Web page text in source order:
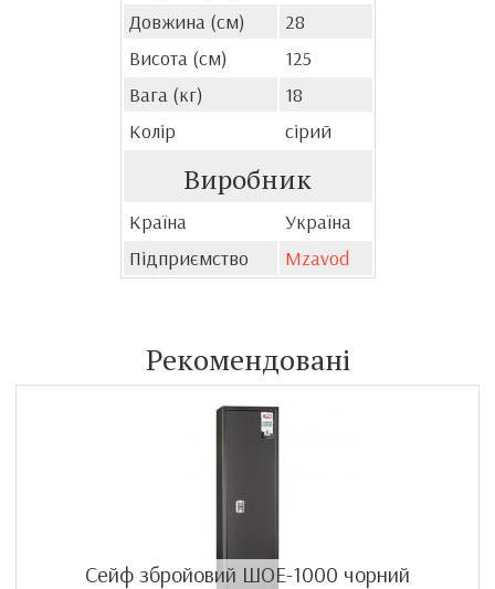
Довжина (см)
28
Висота (см)
125
Вага (кг)
18
Колір
сірий
Виробник
Країна
Україна
Підприємство
Mzavod
Рекомендовані
Сейф збройовий ШОЕ-1000 чорний